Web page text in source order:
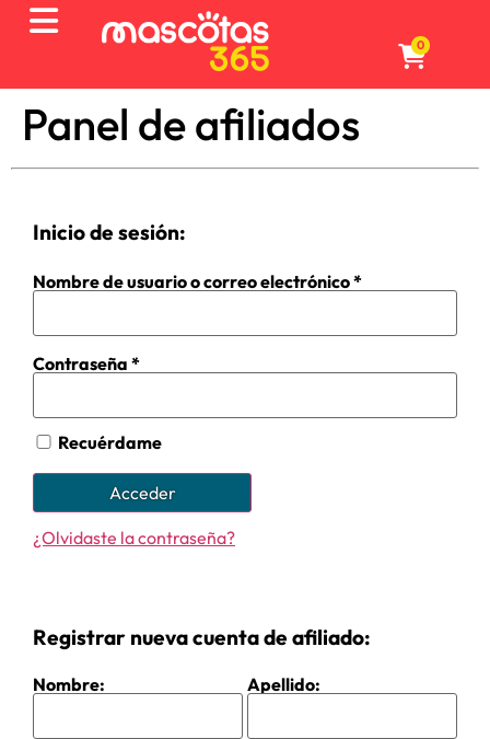
0
Panel de afiliados
Inicio de sesión:
Nombre de usuario o correo electrónico*
Contraseña *
Recuérdame
Acceder
¿Olvidaste la contraseña?
Registrar nueva cuenta de afiliado:
Nombre: Apellido: